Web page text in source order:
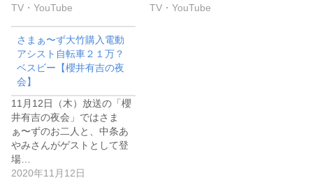
TV・YouTube
TV・YouTube
さまぁ〜ず大竹購入電動
アシスト自転車２１万？
ベスビー【櫻井有吉の夜
会】
11月12日（木）放送の「櫻
井有吉の夜会」ではさま
ぁ〜ずのお二人と、中条あ
やみさんがゲストとして登
場…
2020年11月12日